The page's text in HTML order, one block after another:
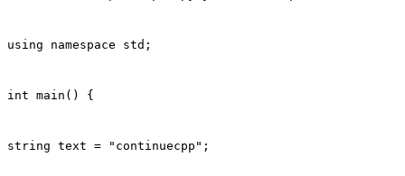
using namespace std;
int main() {
string text = "continuecpp";